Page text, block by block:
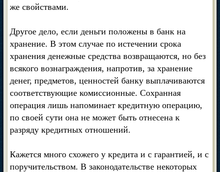
же свойствами.
Другое дело, если деньги положены в банк на
хранение. В этом случае по истечении срока
хранения денежные средства возвращаются, но без
всякого вознаграждения, напротив, за хранение
денег, предметов, ценностей банку выплачиваются
соответствующие комиссионные. Сохранная
операция лишь напоминает кредитную операцию,
по своей сути она не может быть отнесена к
разряду кредитных отношений.
Кажется много схожего у кредита и с гарантией, и с
поручительством. В законодательстве некоторых